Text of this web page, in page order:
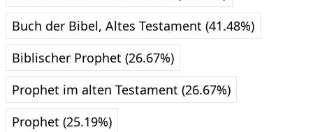
Buch der Bibel, Altes Testament (41.48%)
Biblischer Prophet (26.67%)
Prophet im alten Testament (26.67%)
Prophet (25.19%)